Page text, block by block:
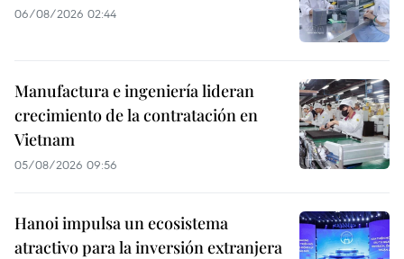
06/08/2026 02:44
Manufactura e ingeniería lideran
crecimiento de la contratación en
Vietnam
05/08/2026 09:56
Hanoi impulsa un ecosistema
atractivo para la inversión extranjera